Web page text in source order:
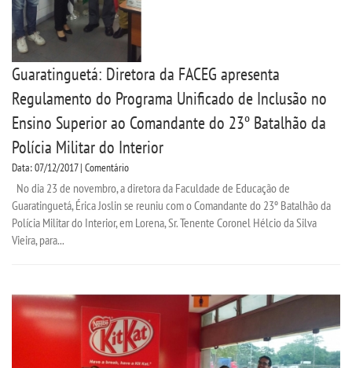
Guaratinguetá: Diretora da FACEG apresenta
Regulamento do Programa Unificado de Inclusão no
Ensino Superior ao Comandante do 23º Batalhão da
Polícia Militar do Interior
Data: 07/12/2017 | Comentário
No dia 23 de novembro, a diretora da Faculdade de Educação de
Guaratinguetá, Érica Joslin se reuniu com o Comandante do 23º Batalhão da
Polícia Militar do Interior, em Lorena, Sr. Tenente Coronel Hélcio da Silva
Vieira, para...